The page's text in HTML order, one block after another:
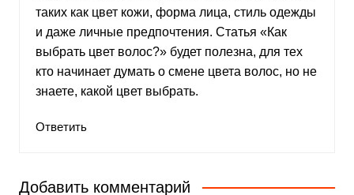
таких как цвет кожи, форма лица, стиль одежды
и даже личные предпочтения. Статья «Как
выбрать цвет волос?» будет полезна, для тех
кто начинает думать о смене цвета волос, но не
знаете, какой цвет выбрать.
Ответить
Добавить комментарий